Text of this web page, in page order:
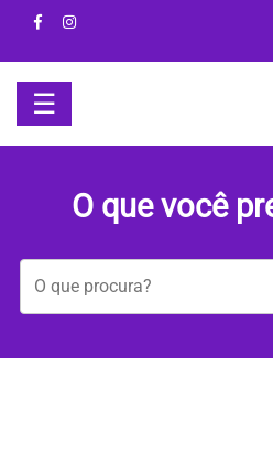
content
HOME
COM
☰
O que você